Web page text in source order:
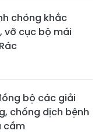
chóng khắc
vỡ cục bộ mái
bộ các giải
chống dịch bệnh
cầm